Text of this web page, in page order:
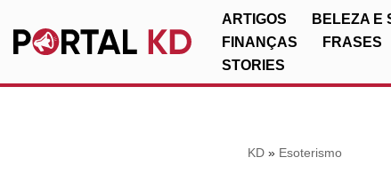
Pular
ARTIGOS BELEZA E
FINANÇAS
FRASES
STORIES
KD» Esoterismo